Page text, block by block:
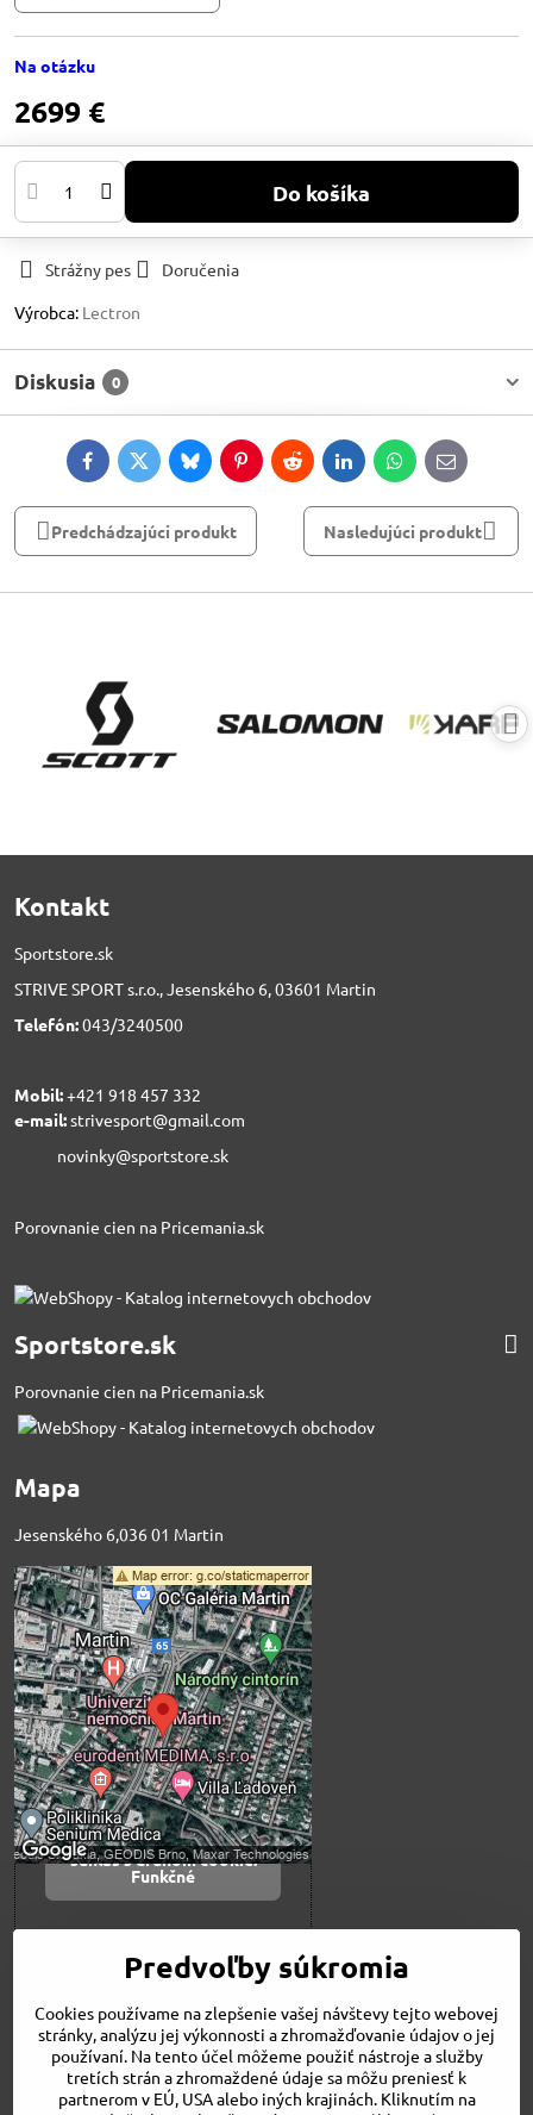
Na otázku
2699 €
Do košíka
Strážny pes
Doručenia
Výrobca: Lectron
Diskusia 0
FacebookTwitterBlueskyPinterestRedditLinkedInWhatsApp
E-
mail
Predchádzajúci produkt Nasledujúci produkt
Kontakt
Sportstore.sk
STRIVE SPORT s.r.o., Jesenského 6, 03601 Martin
Telefón:043/3240500
Mobil:+421 918 457 332
e-mail:strivesport@gmail.com
novinky@sportstore.sk
Porovnanie cien na Pricemania.sk
Sportstore.sk
Porovnanie cien na Pricemania.sk
Mapa
Jesenského 6,036 01 Martin
Externý obsah je
blokovaný Voľbami
súkromia
Prajete si načítať externý obsah?
Povoliť tentokrát
Povoliť a zapamätať -
súhlas s druhom cookie:
Funkčné
Otvoriť obsah v novom okne
Novinky
Niečo o nás
Naša ponuka
Veľkostné tabuľky
Predvoľby súkromia
Cookies používame na zlepšenie vašej návštevy tejto webovej
stránky, analýzu jej výkonnosti a zhromažďovanie údajov o jej
používaní. Na tento účel môžeme použiť nástroje a služby
tretích strán a zhromaždené údaje sa môžu preniesť k
partnerom v EÚ, USA alebo iných krajinách. Kliknutím na